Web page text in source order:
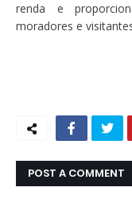
renda e
moradores e
POST A COMMENT